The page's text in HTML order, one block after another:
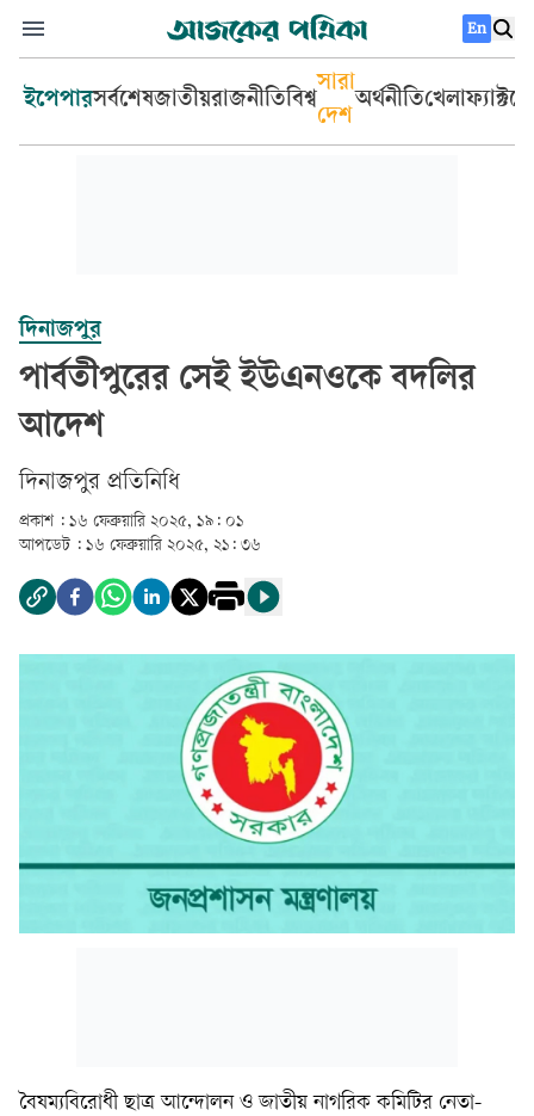
En
ইপেপারসর্বশেষজাতীয়রাজনীতিবিশ্ব
সারা
দেশ
অর্থনীতিখেলা
দিনাজপুর
পার্বতীপুরের সেই ইউএনওকে বদলির
আদেশ
দিনাজপুর প্রতিনিধি
প্রকাশ : ১৬ ফেব্রুয়ারি ২০২৫, ১৯: ০১
আপডেট : ১৬ ফেব্রুয়ারি ২০২৫, ২১: ৩৬
বৈষম্যবিরোধী ছাত্র আন্দোলন ও জাতীয় নাগরিক কমিটির নেতা-